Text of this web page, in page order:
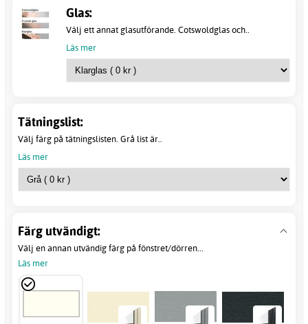
Glas:
Välj ett annat glasutförande. Cotswoldglas och..
Läs mer
Tätningslist:
Välj färg på tätningslisten. Grå list är..
Läs mer
Färg utvändigt:
Välj en annan utvändig färg på fönstret/dörren...
Läs mer